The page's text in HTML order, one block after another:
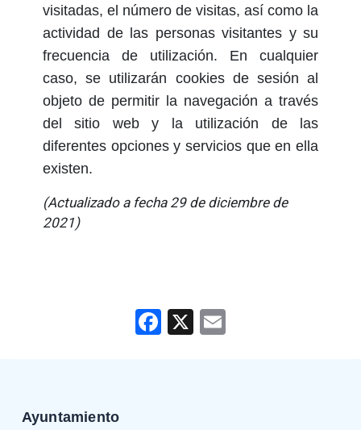
visitadas, el número de visitas, así como la
actividad de las personas visitantes y su
frecuencia de utilización. En cualquier
caso, se utilizarán cookies de sesión al
objeto de permitir la navegación a través
del sitio web y la utilización de las
diferentes opciones y servicios que en ella
existen.
(Actualizado a fecha 29 de diciembre de
2021)
Facebook
X
Ayuntamiento